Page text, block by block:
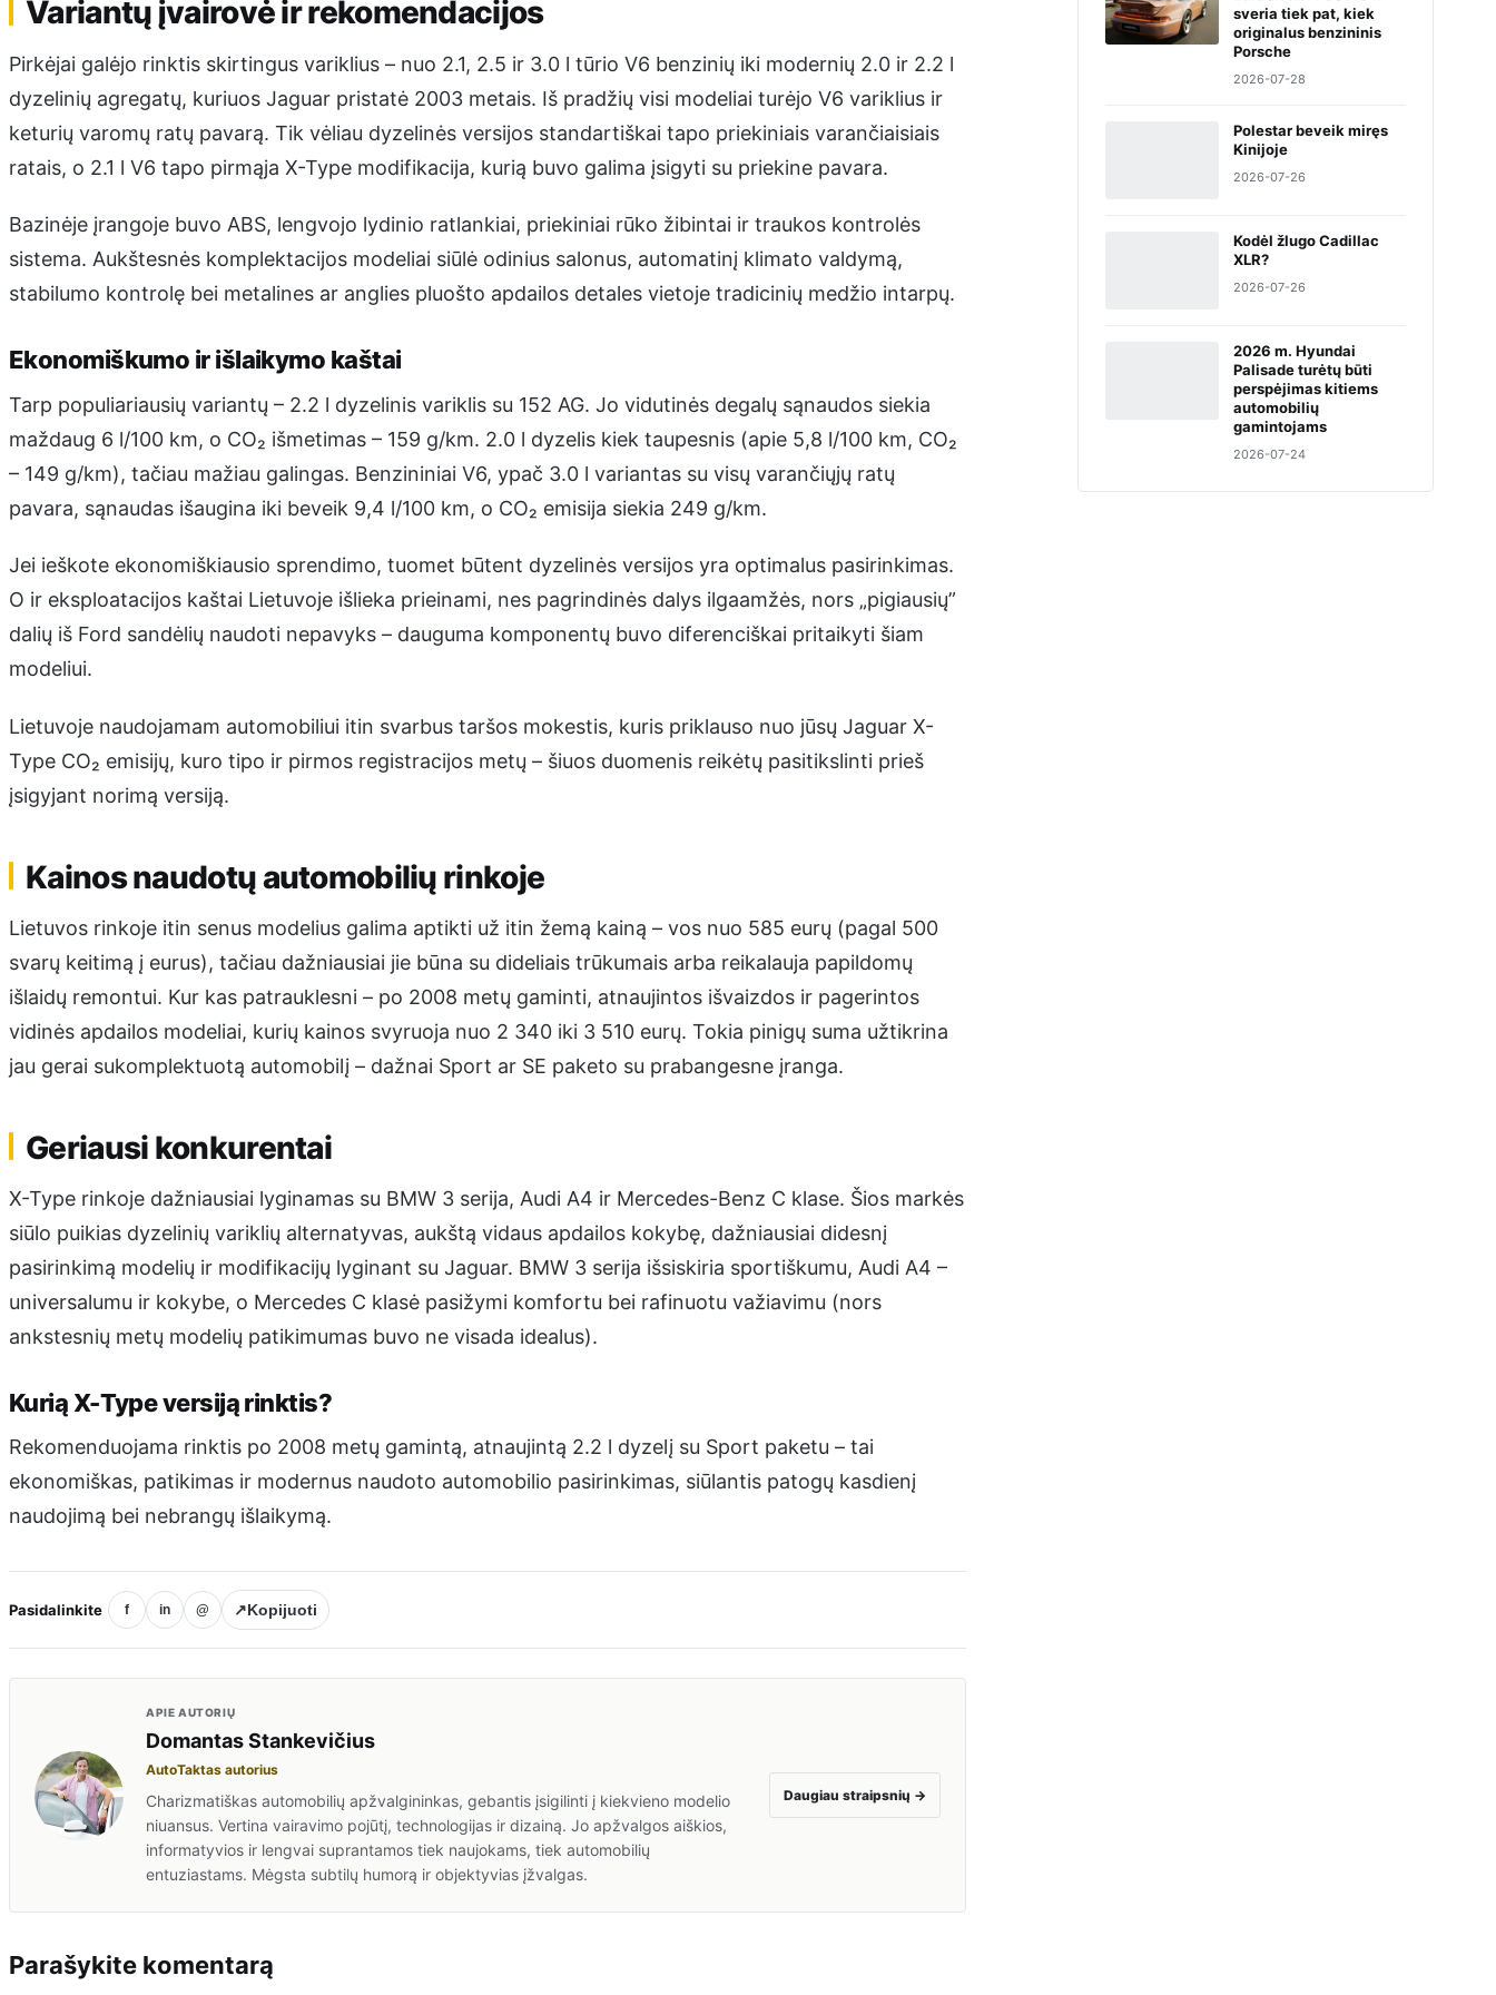
Variantų įvairovė ir rekomendacijos
Pirkėjai galėjo rinktis skirtingus variklius – nuo 2.1, 2.5 ir 3.0 l tūrio V6 benzinių iki modernių 2.0 ir 2.2 l
dyzelinių agregatų, kuriuos Jaguar pristatė 2003 metais. Iš pradžių visi modeliai turėjo V6 variklius ir
keturių varomų ratų pavarą. Tik vėliau dyzelinės versijos standartiškai tapo priekiniais varančiaisiais
ratais, o 2.1 l V6 tapo pirmąja X-Type modifikacija, kurią buvo galima įsigyti su priekine pavara.
Bazinėje įrangoje buvo ABS, lengvojo lydinio ratlankiai, priekiniai rūko žibintai ir traukos kontrolės
sistema. Aukštesnės komplektacijos modeliai siūlė odinius salonus, automatinį klimato valdymą,
stabilumo kontrolę bei metalines ar anglies pluošto apdailos detales vietoje tradicinių medžio intarpų.
Ekonomiškumo ir išlaikymo kaštai
Tarp populiariausių variantų – 2.2 l dyzelinis variklis su 152 AG. Jo vidutinės degalų sąnaudos siekia
maždaug 6 l/100 km, o CO₂ išmetimas – 159 g/km. 2.0 l dyzelis kiek taupesnis (apie 5,8 l/100 km, CO₂
– 149 g/km), tačiau mažiau galingas. Benzininiai V6, ypač 3.0 l variantas su visų varančiųjų ratų
pavara, sąnaudas išaugina iki beveik 9,4 l/100 km, o CO₂ emisija siekia 249 g/km.
Jei ieškote ekonomiškiausio sprendimo, tuomet būtent dyzelinės versijos yra optimalus pasirinkimas.
O ir eksploatacijos kaštai Lietuvoje išlieka prieinami, nes pagrindinės dalys ilgaamžės, nors „pigiausių”
dalių iš Ford sandėlių naudoti nepavyks – dauguma komponentų buvo diferenciškai pritaikyti šiam
modeliui.
Lietuvoje naudojamam automobiliui itin svarbus taršos mokestis, kuris priklauso nuo jūsų Jaguar X-
Type CO₂ emisijų, kuro tipo ir pirmos registracijos metų – šiuos duomenis reikėtų pasitikslinti prieš
įsigyjant norimą versiją.
Kainos naudotų automobilių rinkoje
Lietuvos rinkoje itin senus modelius galima aptikti už itin žemą kainą – vos nuo 585 eurų (pagal 500
svarų keitimą į eurus), tačiau dažniausiai jie būna su dideliais trūkumais arba reikalauja papildomų
išlaidų remontui. Kur kas patrauklesni – po 2008 metų gaminti, atnaujintos išvaizdos ir pagerintos
vidinės apdailos modeliai, kurių kainos svyruoja nuo 2 340 iki 3 510 eurų. Tokia pinigų suma užtikrina
jau gerai sukomplektuotą automobilį – dažnai Sport ar SE paketo su prabangesne įranga.
Geriausi konkurentai
X-Type rinkoje dažniausiai lyginamas su BMW 3 serija, Audi A4 ir Mercedes-Benz C klase. Šios markės
siūlo puikias dyzelinių variklių alternatyvas, aukštą vidaus apdailos kokybę, dažniausiai didesnį
pasirinkimą modelių ir modifikacijų lyginant su Jaguar. BMW 3 serija išsiskiria sportiškumu, Audi A4 –
universalumu ir kokybe, o Mercedes C klasė pasižymi komfortu bei rafinuotu važiavimu (nors
ankstesnių metų modelių patikimumas buvo ne visada idealus).
Kurią X-Type versiją rinktis?
Rekomenduojama rinktis po 2008 metų gamintą, atnaujintą 2.2 l dyzelį su Sport paketu – tai
ekonomiškas, patikimas ir modernus naudoto automobilio pasirinkimas, siūlantis patogų kasdienį
naudojimą bei nebrangų išlaikymą.
Pasidalinkite f in @ ↗Kopijuoti
APIE AUTORIŲ
Domantas Stankevičius
AutoTaktas autorius
Charizmatiškas automobilių apžvalgininkas, gebantis įsigilinti į kiekvieno modelio
niuansus. Vertina vairavimo pojūtį, technologijas ir dizainą. Jo apžvalgos aiškios,
informatyvios ir lengvai suprantamos tiek naujokams, tiek automobilių
entuziastams. Mėgsta subtilų humorą ir objektyvias įžvalgas.
Daugiau straipsnių →
Parašykite komentarą
sveria tiek pat, kiek
originalus benzininis
Porsche
2026-07-28
Polestar beveik miręs
Kinijoje
2026-07-26
Kodėl žlugo Cadillac
XLR?
2026-07-26
2026 m. Hyundai
Palisade turėtų būti
perspėjimas kitiems
automobilių
gamintojams
2026-07-24